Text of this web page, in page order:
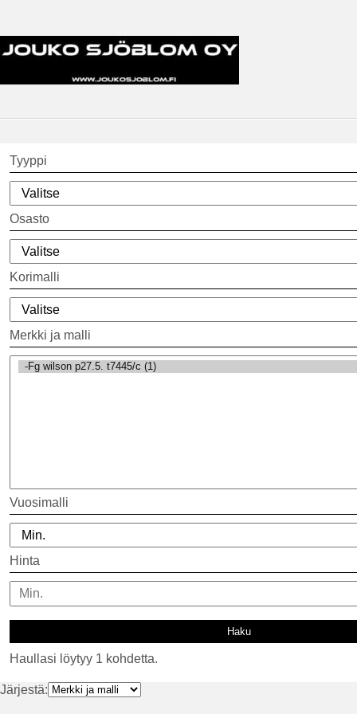
Tyyppi
Osasto
Korimalli
Merkki ja malli
Vuosimalli
Hinta
Haullasi löytyy 1 kohdetta.
Järjestä: